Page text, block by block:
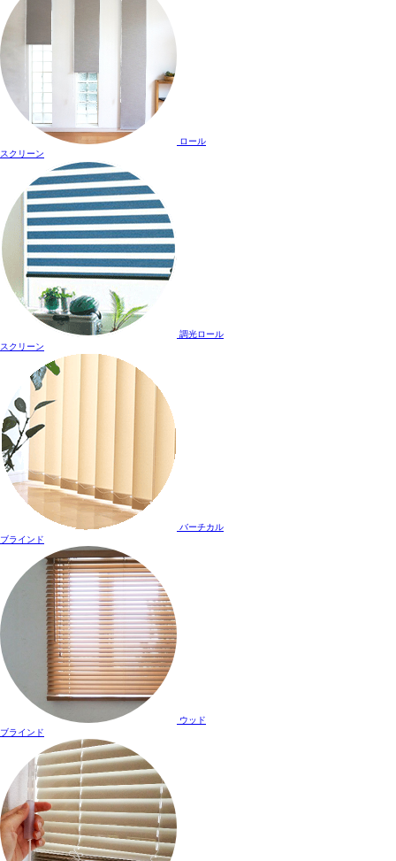
ロール
スクリーン
調光ロール
スクリーン
バーチカル
ブラインド
ウッド
ブラインド